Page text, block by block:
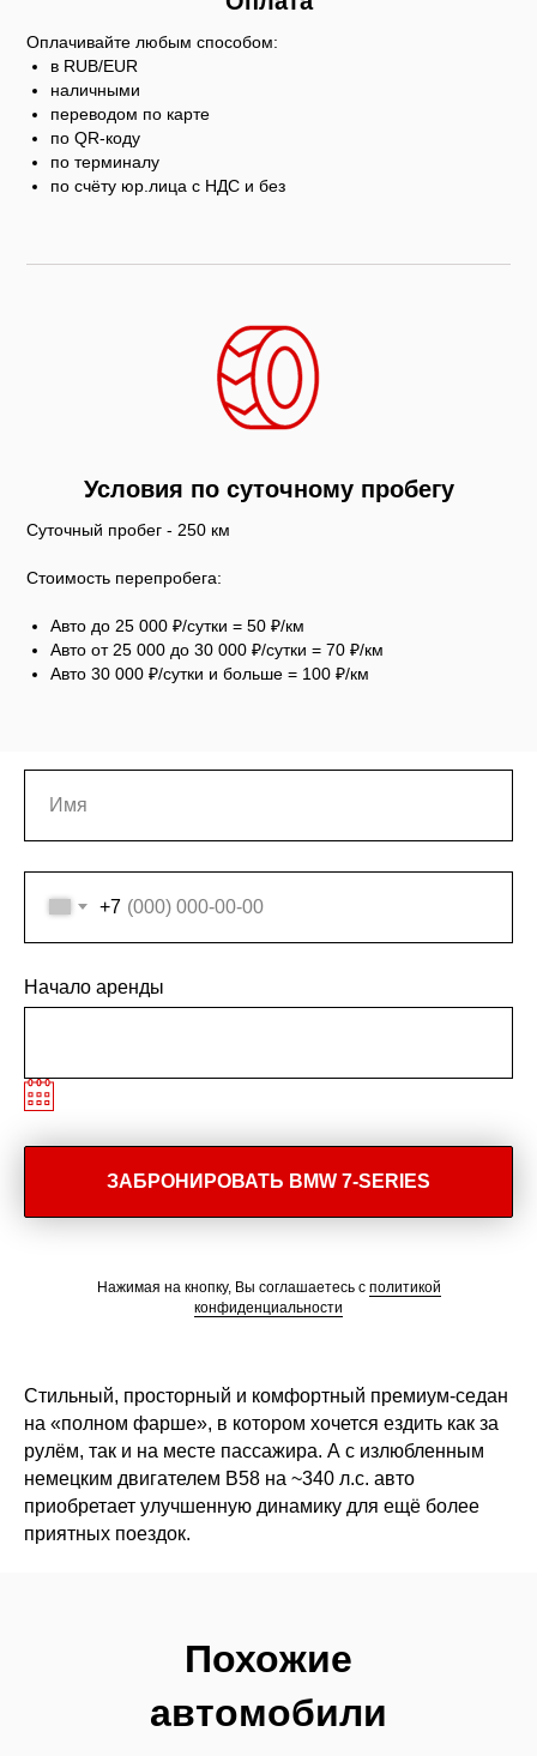
Оплачивайте любым способом:
в RUB/EUR
наличными
переводом по карте
по QR-коду
по терминалу
по счёту юр.лица с НДС и без
Условия по суточному пробегу
Суточный пробег - 250 км
Стоимость перепробега:
Авто до 25 000 ₽/сутки = 50 ₽/км
Авто от 25 000 до 30 000 ₽/сутки = 70 ₽/км
Авто 30 000 ₽/сутки и больше = 100 ₽/км
+7
Начало аренды
ЗАБРОНИРОВАТЬ BMW 7-SERIES
Нажимая на кнопку, Вы соглашаетесь с политикой
конфиденциальности
Стильный, просторный и комфортный премиум-седан
на «полном фарше», в котором хочется ездить как за
рулём, так и на месте пассажира. А с излюбленным
немецким двигателем В58 на ~340 л.с. авто
приобретает улучшенную динамику для ещё более
приятных поездок.
Похожие
автомобили